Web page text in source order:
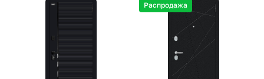
Распродажа